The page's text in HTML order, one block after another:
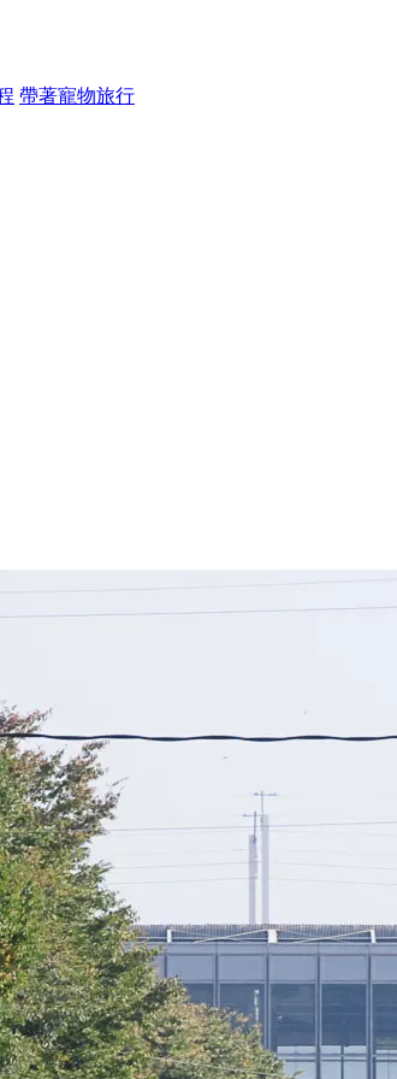
帶著寵物旅行